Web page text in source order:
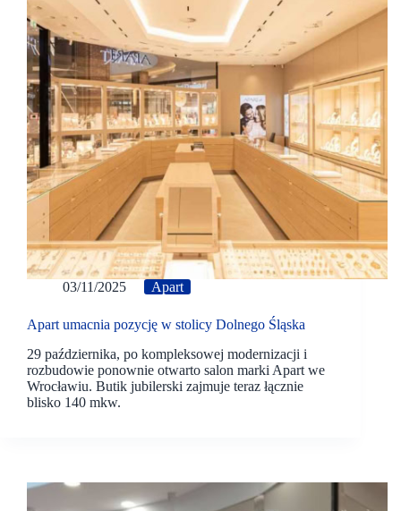
03/11/2025 Apart
Apart umacnia pozycję w stolicy Dolnego Śląska
29 października, po kompleksowej modernizacji i
rozbudowie ponownie otwarto salon marki Apart we
Wrocławiu. Butik jubilerski zajmuje teraz łącznie
blisko 140 mkw.